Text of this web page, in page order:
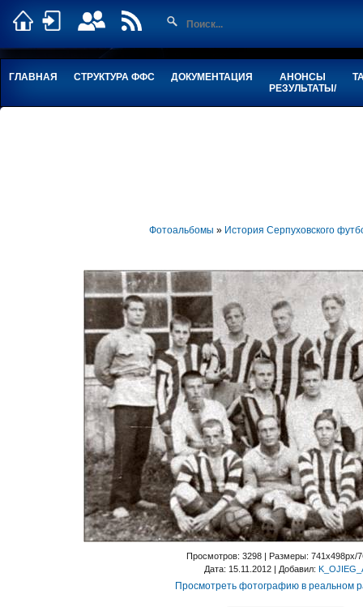
ГЛАВНАЯ СТРУКТУРА ФФС ДОКУМЕНТАЦИЯ
АНОНСЫ
РЕЗУЛЬТАТЫ/
Фотоальбомы » История Серпуховского
Просмотров: 3298 | Размеры: 741x498px/
Дата: 15.11.2012 | Добавил:
Просмотреть фотографию в реальном